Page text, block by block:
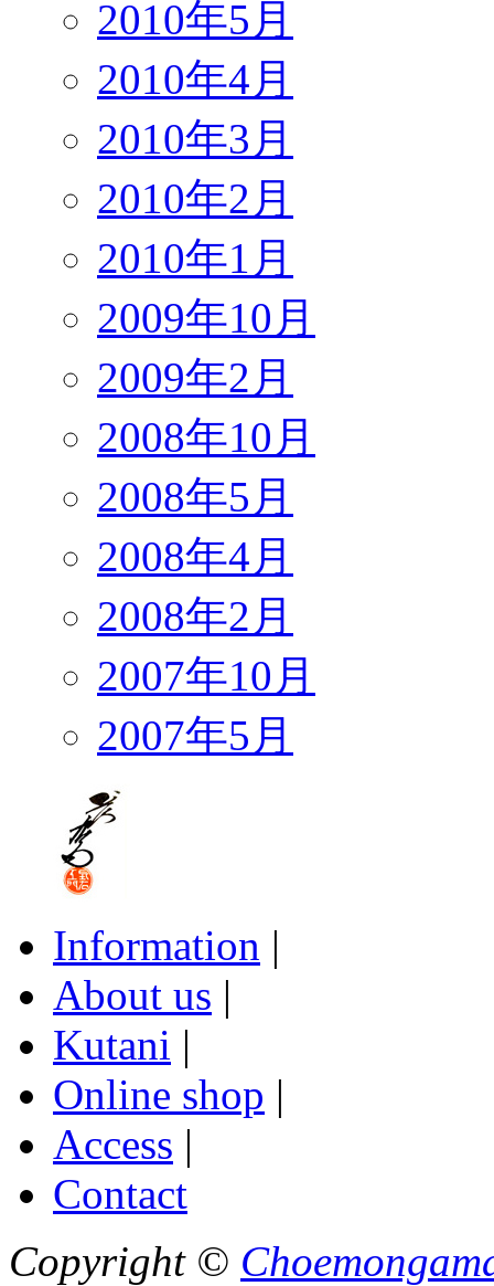
2010年5月
2010年4月
2010年3月
2010年2月
2010年1月
2009年10月
2009年2月
2008年10月
2008年5月
2008年4月
2008年2月
2007年10月
2007年5月
Information |
About us |
Kutani |
Online shop |
Access |
Contact
Copyright ©